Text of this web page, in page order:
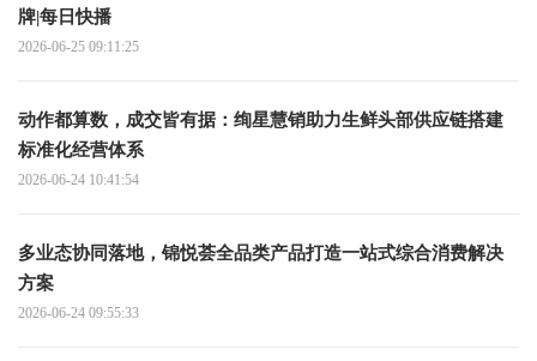
牌|每日快播
2026-06-25 09:11:25
动作都算数，成交皆有据：绚星慧销助力生鲜头部供应链搭建
标准化经营体系
2026-06-24 10:41:54
多业态协同落地，锦悦荟全品类产品打造一站式综合消费解决
方案
2026-06-24 09:55:33